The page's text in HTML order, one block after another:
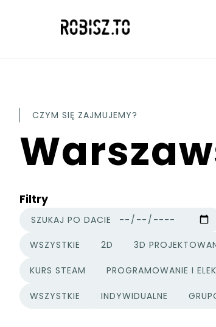
CZYM SIĘ ZAJMUJEMY?
Filtry
SZUKAJ PO DACIE
WSZYSTKIE
KATEGORIE PROJEKTÓW
2D 3D
KURS STEAM PROGRAMOWANIE I
WSZYSTKIE
TYPY PROJEKTÓW
INDYWIDUALNE